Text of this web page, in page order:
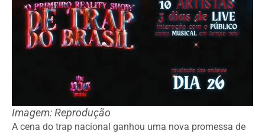
Imagem: Reprodução
A cena do trap nacional ganhou uma nova promessa de